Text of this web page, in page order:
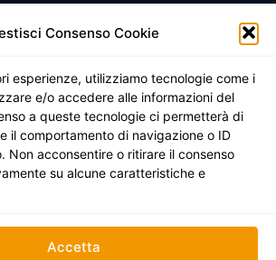
Consenso Cookie
esperienze, utilizziamo tecnologie come i
e/o accedere alle informazioni del
a queste tecnologie ci permetterà di
il comportamento di navigazione o ID
Non acconsentire o ritirare il consenso
su alcune caratteristiche e
Accetta
Recinzioni a pannelli
Cancelli prefabbricati
Cancelli in ferro battuto
Cancelli a due ante
Cancelli scorrevoli
APPLICAZIONI
Griglie e chiusini
Inferriate
Nicchie per gas ed elettricità
CLP SRLS All Rights Reserved.
| Sede legale Via Alessandro
Credits:Creativart
CANCELLI